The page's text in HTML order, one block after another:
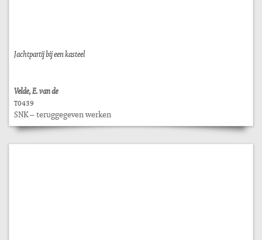
Jachtpartij bij een kasteel
Velde, E. van de
T0439
SNK – teruggegeven werken